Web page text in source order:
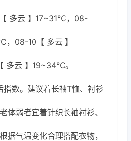
多云 】17~31℃，08-
08-10【 多云 】
多云 】19~34℃。
指数。建议着长袖T恤、衬衫
体弱者宜着针织长袖衬衫、
据气温变化合理搭配衣物，